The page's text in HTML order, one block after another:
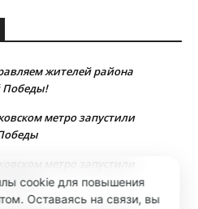
жителей района
Победы!
метро запустили
метро запустили
cookie для повышения
Оставаясь на связи, вы